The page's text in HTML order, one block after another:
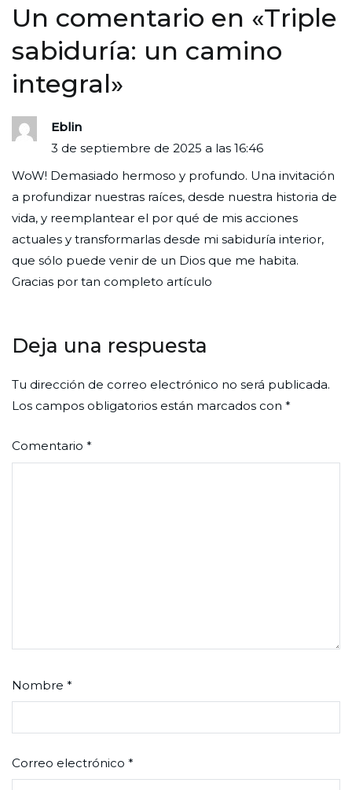
Un comentario en «Triple
sabiduría: un camino
integral»
Eblin
3 de septiembre de 2025 a las 16:46
WoW! Demasiado hermoso y profundo. Una invitación
a profundizar nuestras raíces, desde nuestra historia de
vida, y reemplantear el por qué de mis acciones
actuales y transformarlas desde mi sabiduría interior,
que sólo puede venir de un Dios que me habita.
Gracias por tan completo artículo
Deja una respuesta
Tu dirección de correo electrónico no será publicada.
Los campos obligatorios están marcados con *
Comentario *
Nombre *
Correo electrónico *